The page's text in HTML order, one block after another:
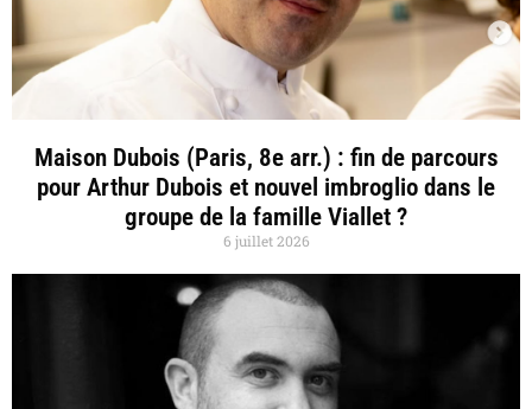
Maison Dubois (Paris, 8e arr.) : fin de parcours
pour Arthur Dubois et nouvel imbroglio dans le
groupe de la famille Viallet ?
6 juillet 2026